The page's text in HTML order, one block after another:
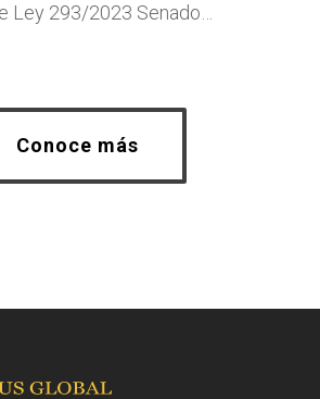
Ley 293/2023 Senado…
Conoce más